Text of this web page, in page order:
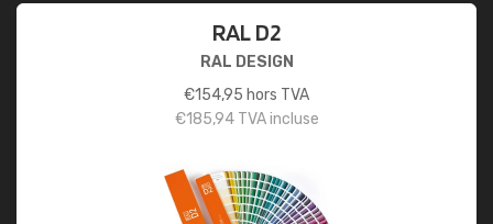
RAL D2
RAL DESIGN
€154,95 hors TVA
€185,94TVA incluse